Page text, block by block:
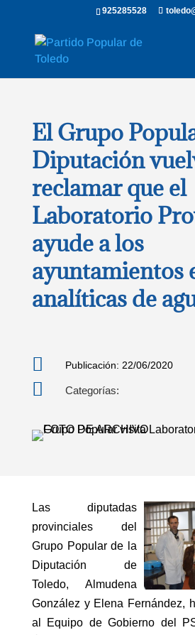
925285528
El Grupo
Diputación
reclamar que el
Laboratorio
ayude a los
ayuntamientos
analíticas de
 Publicación: 22/06/2020
 Categorías:
Las diputadas
provinciales del
Grupo Popular de la
Diputación de
Toledo, Almudena
González y Elena Fernández,
al Equipo de Gobierno del